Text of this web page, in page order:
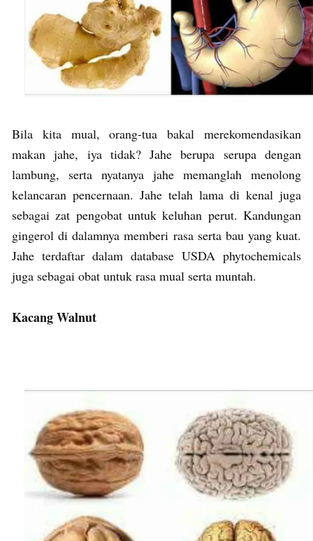
Bila kita mual, orang-tua bakal merekomendasikan
makan jahe, iya tidak? Jahe berupa serupa dengan
lambung, serta nyatanya jahe memanglah menolong
kelancaran pencernaan. Jahe telah lama di kenal juga
sebagai zat pengobat untuk keluhan perut. Kandungan
gingerol di dalamnya memberi rasa serta bau yang kuat.
Jahe terdaftar dalam database USDA phytochemicals
juga sebagai obat untuk rasa mual serta muntah.
Kacang Walnut